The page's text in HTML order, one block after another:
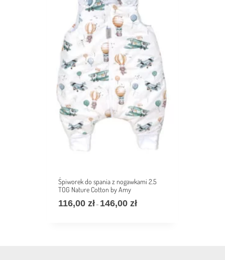
Śpiworek do spania z nogawkami 2.5
TOG Nature Cotton by Amy
116,00 zł– 146,00 złZakres